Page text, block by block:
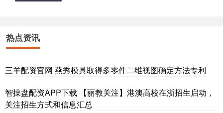
热点资讯
三羊配资官网 燕秀模具取得多零件二维视图确定方法专利
智操盘配资APP下载 【丽教关注】港澳高校在浙招生启动，
关注招生方式和信息汇总